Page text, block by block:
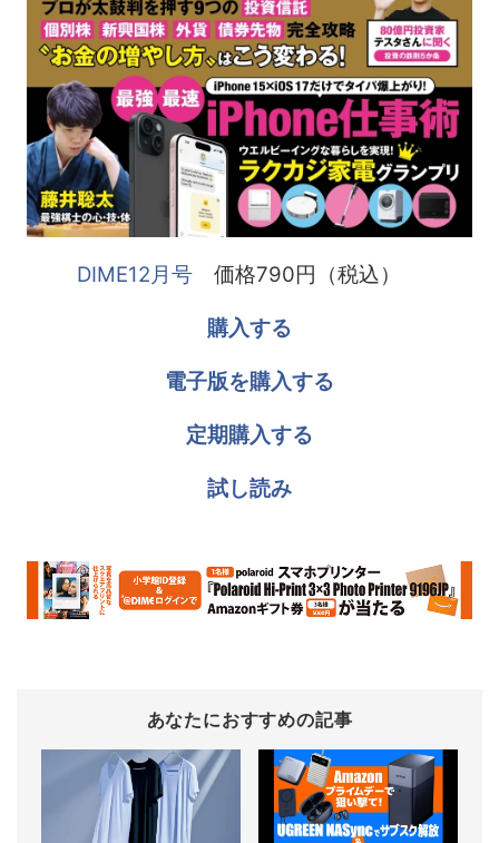
DIME12月号 価格790円（税込）
購入する
電子版を購入する
定期購入する
試し読み
あなたにおすすめの記事